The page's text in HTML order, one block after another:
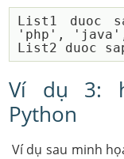
List1 duoc
'php',
Ví dụ 3:
Python
Ví dụ sau minh